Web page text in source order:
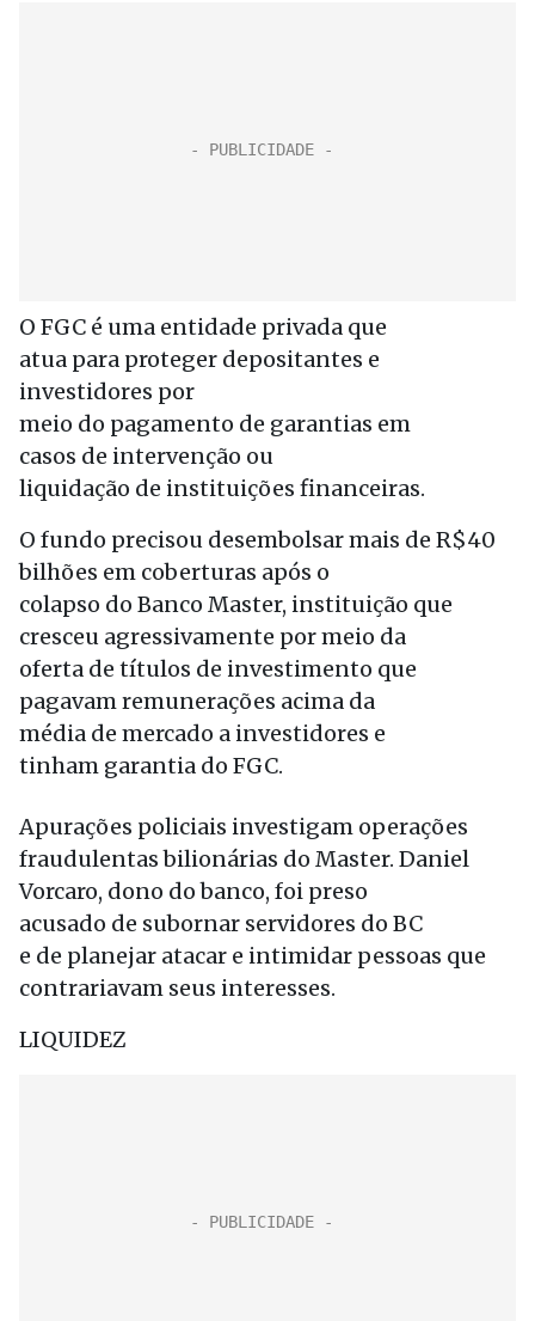
O FGC é uma entidade privada que
atua para proteger depositantes e
investidores por
meio do pagamento de garantias em
casos de intervenção ou
liquidação de instituições financeiras.
O fundo precisou desembolsar mais de R$40
bilhões em coberturas após o
colapso do Banco Master, instituição que
cresceu agressivamente por meio da
oferta de títulos de investimento que
pagavam remunerações acima da
média de mercado a investidores e
tinham garantia do FGC.
Apurações policiais investigam operações
fraudulentas bilionárias do Master. Daniel
Vorcaro, dono do banco, foi preso
acusado de subornar servidores do BC
e de planejar atacar e intimidar pessoas que
contrariavam seus interesses.
LIQUIDEZ